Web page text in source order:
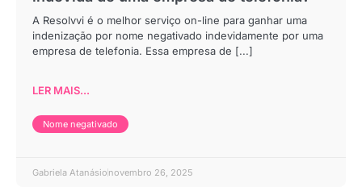
A Resolvvi é o melhor serviço on-line para ganhar uma
indenização por nome negativado indevidamente por uma
empresa de telefonia. Essa empresa de [...]
LER MAIS...
Nome negativado
Gabriela Atanásio novembro 26, 2025